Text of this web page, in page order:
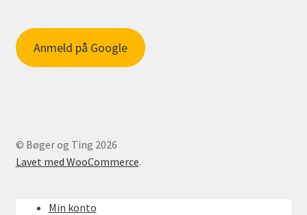
Anmeld på Google
© Bøger og Ting 2026
Lavet med WooCommerce.
Min konto